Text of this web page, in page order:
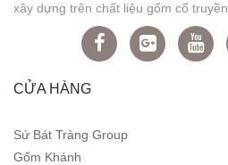
xây dựng trên chất liệu gốm cổ truyền.
CỬA HÀNG
Sứ Bát Tràng Group
Gốm Khánh